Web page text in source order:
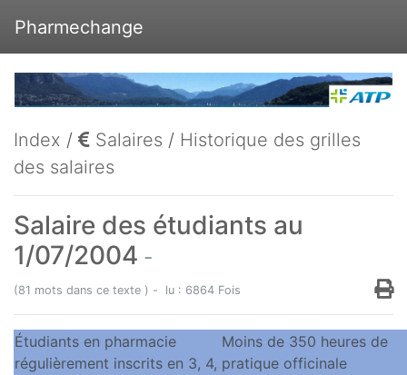
Pharmechange
Index / Salaires / Historique des grilles
des salaires
Salaire des étudiants au
1/07/2004 -
(81 mots dans ce texte ) - lu : 6864 Fois
Étudiants en pharmacie
régulièrement inscrits en 3, 4,
Moins de 350 heures de
pratique officinale